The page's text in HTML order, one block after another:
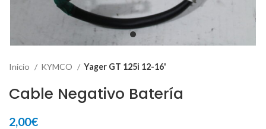
Inicio KYMCO Yager GT 125i 12-16'
Cable Negativo Batería
2,00€